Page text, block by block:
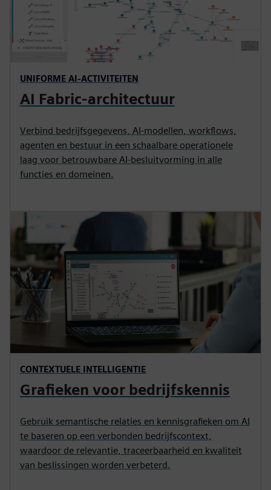
UNIFORME AI-ACTIVITEITEN
AI Fabric-architectuur
Verbind bedrijfsgegevens, AI-modellen, workflows,
agenten en bestuur in een schaalbare operationele
laag voor betrouwbare AI-besluitvorming in alle
functies en domeinen.
CONTEXTUELE INTELLIGENTIE
Grafieken voor bedrijfskennis
Gebruik semantische relaties en kennisgrafieken om AI
te baseren op een verbonden bedrijfscontext,
waardoor de relevantie, traceerbaarheid en kwaliteit
van beslissingen worden verbeterd.